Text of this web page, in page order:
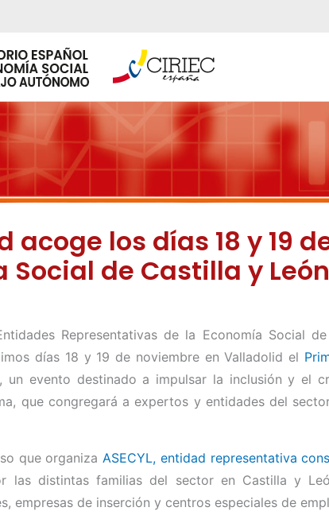
acoge los días 18 y 19
Social de Castilla y León
Representativas de la Economía Social
días 18 y 19 de noviembre en Valladolid el
un evento destinado a impulsar la inclusión y el
que congregará a expertos y entidades del
que organizaASECYL, entidad representativa
las distintas familias del sector en Castilla y
empresas de inserción y centros especiales de